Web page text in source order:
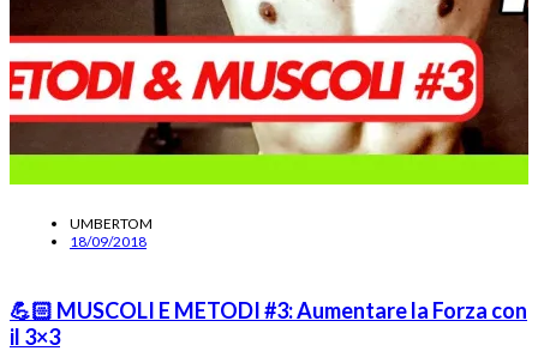
UMBERTOM
18/09/2018
💪🏻 MUSCOLI E METODI #3: Aumentare la Forza con
il 3×3